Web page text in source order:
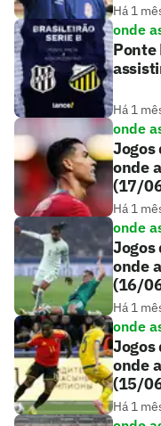
Há 1
onde
Ponte
Há 1
onde
Jogos
onde
(17/
Há 1
onde
Jogos
onde
(16/
Há 1
onde
Jogos
onde
(15/
Há 1